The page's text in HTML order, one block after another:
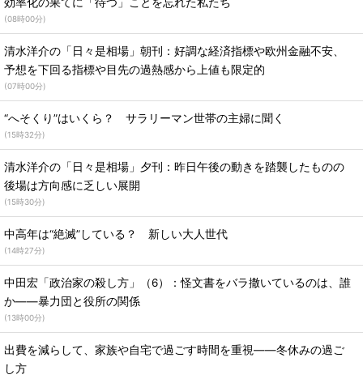
(08時00分)
清水洋介の「日々是相場」朝刊：好調な経済指標や欧州金融不安、
予想を下回る指標や目先の過熱感から上値も限定的
(07時00分)
“へそくり”はいくら？ サラリーマン世帯の主婦に聞く
(15時32分)
清水洋介の「日々是相場」夕刊：昨日午後の動きを踏襲したものの
後場は方向感に乏しい展開
(15時30分)
中高年は“絶滅”している？ 新しい大人世代
(14時27分)
中田宏「政治家の殺し方」（6）：怪文書をバラ撒いているのは、誰
か――暴力団と役所の関係
(13時00分)
出費を減らして、家族や自宅で過ごす時間を重視――冬休みの過ご
し方